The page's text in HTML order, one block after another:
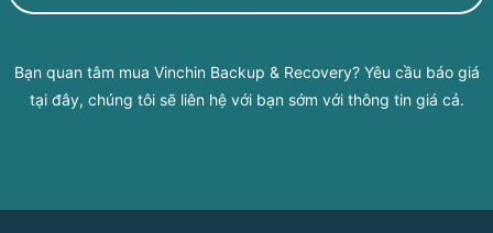
Bạn quan tâm mua Vinchin Backup & Recovery? Yêu cầu báo giá
tại đây, chúng tôi sẽ liên hệ với bạn sớm với thông tin giá cả.